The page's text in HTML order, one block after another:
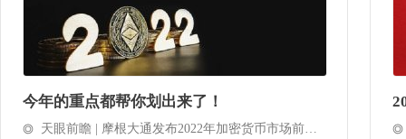
今年的重点都帮你划出来了！
天眼前瞻 | 摩根大通发布2022年加密货币市场前景预测